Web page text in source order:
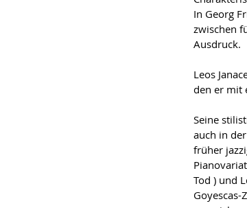
In Georg
zwischen
Ausdruck.
Leos
den er mit
Seine
auch in
früher
Tod ) und
Goyescas-